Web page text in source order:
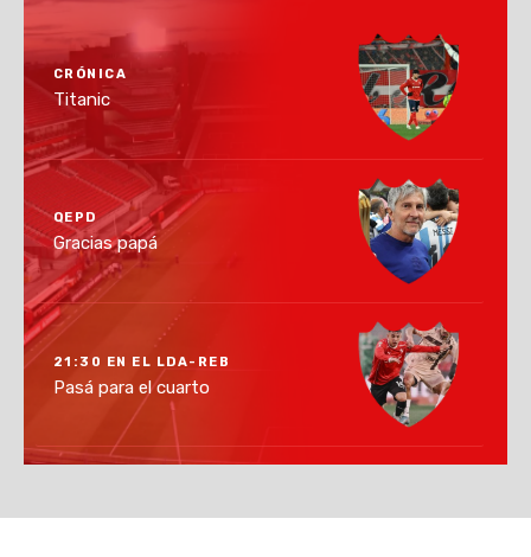
CRÓNICA
Titanic
QEPD
Gracias papá
21:30 EN EL LDA-REB
Pasá para el cuarto